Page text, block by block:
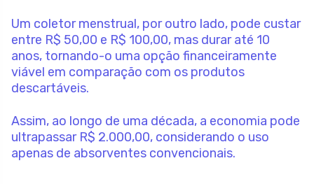
Um coletor menstrual, por outro lado, pode custar
entre R$ 50,00 e R$ 100,00, mas durar até 10
anos, tornando-o uma opção financeiramente
viável em comparação com os produtos
descartáveis.
Assim, ao longo de uma década, a economia pode
ultrapassar R$ 2.000,00, considerando o uso
apenas de absorventes convencionais.